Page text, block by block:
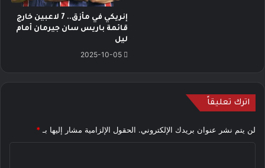
إنريكي في مأزق.. 7 لاعبين خارج
قائمة باريس سان جيرمان أمام
ليل
2025-10-05
اترك تعليقاً
لن يتم نشر عنوان بريدك الإلكتروني. الحقول الإلزامية مشار إليها بـ *